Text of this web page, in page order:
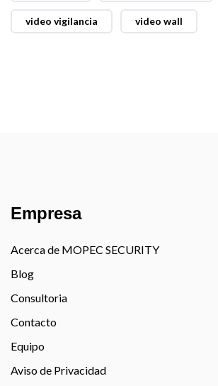
video vigilancia video wall
Empresa
Acerca de MOPEC SECURITY
Blog
Consultoria
Contacto
Equipo
Aviso de Privacidad